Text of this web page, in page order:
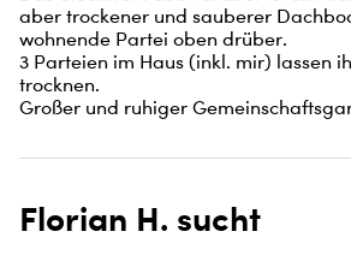
aber trockener und sauberer
wohnende Partei oben drüber.
3 Parteien im Haus (inkl. mir) lassen
trocknen.
Großer und ruhiger
Florian H. sucht